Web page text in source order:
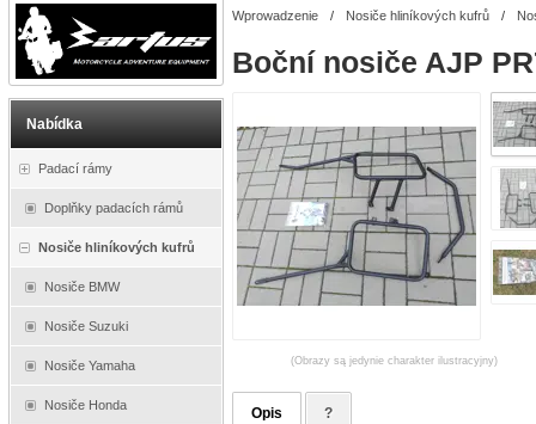
Nabídka
Padací rámy
Doplňky padacích rámů
Nosiče hliníkových kufrů
Nosiče BMW
Nosiče Suzuki
Nosiče Yamaha
Nosiče Honda
Wprowadzenie / Nosiče hliníkových kufrů /
Boční nosiče AJP
(Obrazy są jedynie charakter ilustracyjny)
Opis ?